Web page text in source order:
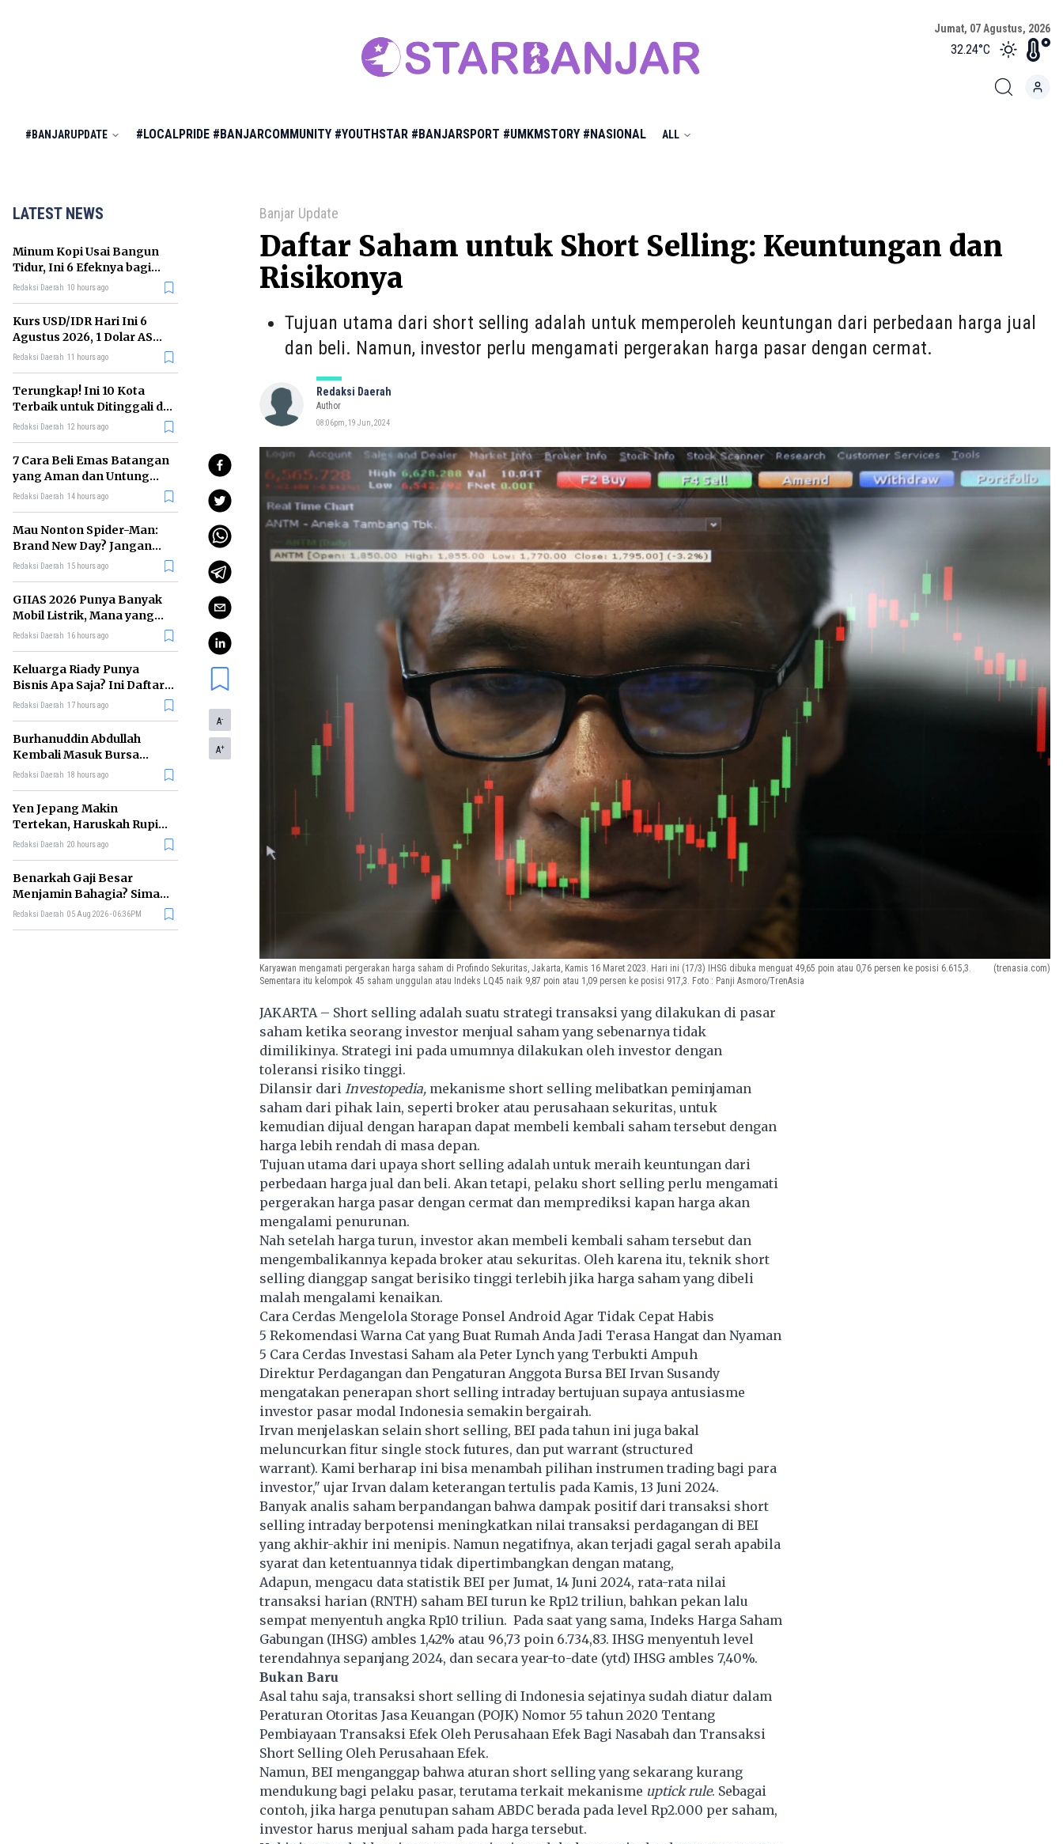
Jumat, 07 Agustus, 2026
32.24°C
#BANJARUPDATE #LOCALPRIDE #BANJARCOMMUNITY #YOUTHSTAR #BANJARSPORT #UMKMSTORY #NASIONAL ALL
LATEST NEWS
Minum Kopi Usai Bangun
Tidur, Ini 6 Efeknya bagi
Kesehatan Tubuh
Redaksi Daerah 10 hours ago
Kurs USD/IDR Hari Ini 6
Agustus 2026, 1 Dolar AS
Kini Berapa Rupiah?
Redaksi Daerah 11 hours ago
Terungkap! Ini 10 Kota
Terbaik untuk Ditinggali di
Dunia Tahun 2026
Redaksi Daerah 12 hours ago
7 Cara Beli Emas Batangan
yang Aman dan Untung
untuk Pemula
Redaksi Daerah 14 hours ago
Mau Nonton Spider-Man:
Brand New Day? Jangan
Lewatkan 6 Film Penting
Redaksi Daerah 15 hours ago
GIIAS 2026 Punya Banyak
Mobil Listrik, Mana yang
Cocok untuk Gaji Rp10 Juta?
Redaksi Daerah 16 hours ago
Keluarga Riady Punya
Bisnis Apa Saja? Ini Daftar
Kerajaan Usahanya
Redaksi Daerah 17 hours ago
Burhanuddin Abdullah
Kembali Masuk Bursa
Gubernur BI, Ini Rekam
Redaksi Daerah 18 hours ago
Yen Jepang Makin
Tertekan, Haruskah Rupiah
Ikut Khawatir?
Redaksi Daerah 20 hours ago
Benarkah Gaji Besar
Menjamin Bahagia? Simak
Penjelasan Ilmu Ekonomi
Redaksi Daerah 05 Aug 2026 - 06:36PM
Banjar Update
Daftar Saham untuk Short Selling: Keuntungan dan
Risikonya
Tujuan utama dari short selling adalah untuk memperoleh keuntungan dari perbedaan harga jual
dan beli. Namun, investor perlu mengamati pergerakan harga pasar dengan cermat.
Redaksi Daerah
Author
08:06pm, 19 Jun, 2024
A-
A+
Karyawan mengamati pergerakan harga saham di Profindo Sekuritas, Jakarta, Kamis 16 Maret 2023. Hari ini (17/3) IHSG dibuka menguat 49,65 poin atau 0,76 persen ke posisi 6.615,3.
Sementara itu kelompok 45 saham unggulan atau Indeks LQ45 naik 9,87 poin atau 1,09 persen ke posisi 917,3. Foto : Panji Asmoro/TrenAsia
(trenasia.com)
JAKARTA – Short selling adalah suatu strategi transaksi yang dilakukan di pasar
saham ketika seorang investor menjual saham yang sebenarnya tidak
dimilikinya. Strategi ini pada umumnya dilakukan oleh investor dengan
toleransi risiko tinggi.
Dilansir dari Investopedia, mekanisme short selling melibatkan peminjaman
saham dari pihak lain, seperti broker atau perusahaan sekuritas, untuk
kemudian dijual dengan harapan dapat membeli kembali saham tersebut dengan
harga lebih rendah di masa depan.
Tujuan utama dari upaya short selling adalah untuk meraih keuntungan dari
perbedaan harga jual dan beli. Akan tetapi, pelaku short selling perlu mengamati
pergerakan harga pasar dengan cermat dan memprediksi kapan harga akan
mengalami penurunan.
Nah setelah harga turun, investor akan membeli kembali saham tersebut dan
mengembalikannya kepada broker atau sekuritas. Oleh karena itu, teknik short
selling dianggap sangat berisiko tinggi terlebih jika harga saham yang dibeli
malah mengalami kenaikan.
Cara Cerdas Mengelola Storage Ponsel Android Agar Tidak Cepat Habis
5 Rekomendasi Warna Cat yang Buat Rumah Anda Jadi Terasa Hangat dan Nyaman
5 Cara Cerdas Investasi Saham ala Peter Lynch yang Terbukti Ampuh
Direktur Perdagangan dan Pengaturan Anggota Bursa BEI Irvan Susandy
mengatakan penerapan short selling intraday bertujuan supaya antusiasme
investor pasar modal Indonesia semakin bergairah.
Irvan menjelaskan selain short selling, BEI pada tahun ini juga bakal
meluncurkan fitur single stock futures, dan put warrant (structured
warrant). Kami berharap ini bisa menambah pilihan instrumen trading bagi para
investor," ujar Irvan dalam keterangan tertulis pada Kamis, 13 Juni 2024.
Banyak analis saham berpandangan bahwa dampak positif dari transaksi short
selling intraday berpotensi meningkatkan nilai transaksi perdagangan di BEI
yang akhir-akhir ini menipis. Namun negatifnya, akan terjadi gagal serah apabila
syarat dan ketentuannya tidak dipertimbangkan dengan matang,
Adapun, mengacu data statistik BEI per Jumat, 14 Juni 2024, rata-rata nilai
transaksi harian (RNTH) saham BEI turun ke Rp12 triliun, bahkan pekan lalu
sempat menyentuh angka Rp10 triliun. Pada saat yang sama, Indeks Harga Saham
Gabungan (IHSG) ambles 1,42% atau 96,73 poin 6.734,83. IHSG menyentuh level
terendahnya sepanjang 2024, dan secara year-to-date (ytd) IHSG ambles 7,40%.
Bukan Baru
Asal tahu saja, transaksi short selling di Indonesia sejatinya sudah diatur dalam
Peraturan Otoritas Jasa Keuangan (POJK) Nomor 55 tahun 2020 Tentang
Pembiayaan Transaksi Efek Oleh Perusahaan Efek Bagi Nasabah dan Transaksi
Short Selling Oleh Perusahaan Efek.
Namun, BEI menganggap bahwa aturan short selling yang sekarang kurang
mendukung bagi pelaku pasar, terutama terkait mekanisme uptick rule. Sebagai
contoh, jika harga penutupan saham ABDC berada pada level Rp2.000 per saham,
investor harus menjual saham pada harga tersebut.